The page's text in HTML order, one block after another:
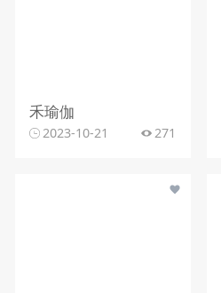
禾瑜伽
2023-10-21 271